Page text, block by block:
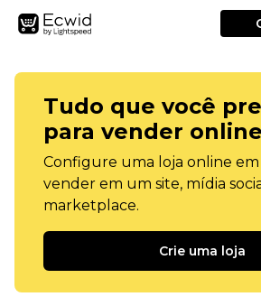
Tudo que você
para vender online
Configure uma loja online
vender em um site, mídia
marketplace.
Crie uma loja